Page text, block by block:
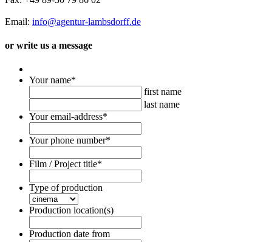
Email: info@agentur-lambsdorff.de
or write us a message
Your name*
first name
last name
Your email-address*
Your phone number*
Film / Project title*
Type of production
Production location(s)
Production date from